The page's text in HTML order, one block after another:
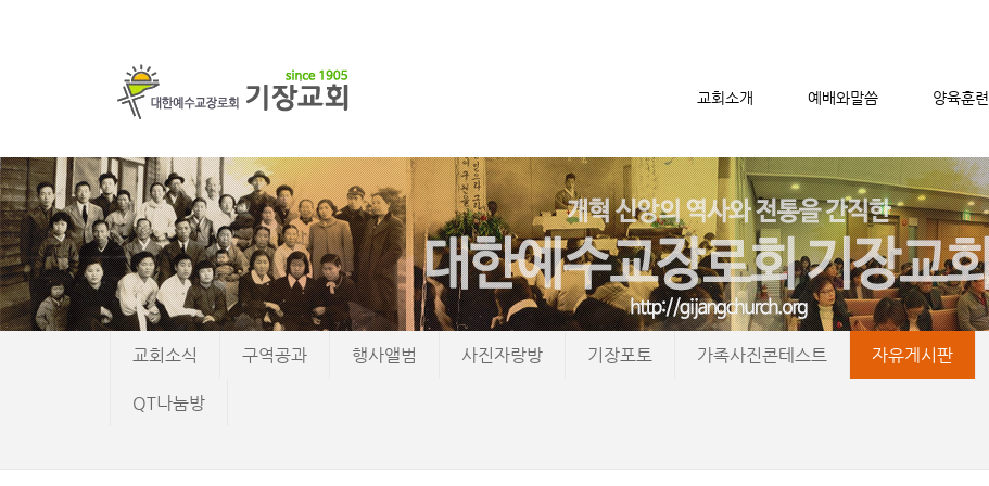
교회소개 예배와말씀 양육훈련
메뉴 건너뛰기
교회소식 구역공과 행사앨범 사진자랑방 기장포토 가족사진콘테스트 자유게시판
QT나눔방